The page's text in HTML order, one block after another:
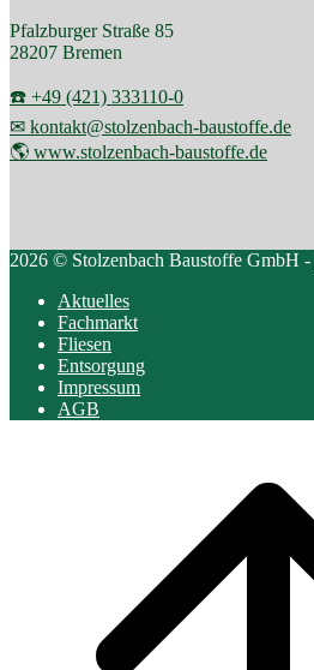
Pfalzburger Straße 85
28207 Bremen
☎️ +49 (421) 333110-0
✉ kontakt@stolzenbach-baustoffe.de
🌎 www.stolzenbach-baustoffe.de
2026 © Stolzenbach Baustoffe GmbH -
Aktuelles
Fachmarkt
Fliesen
Entsorgung
Impressum
AGB